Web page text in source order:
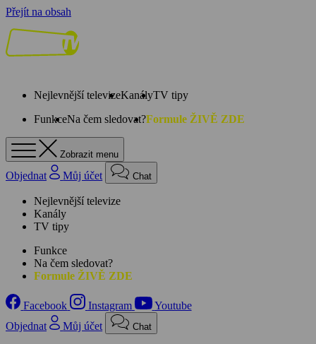
Přejít na obsah
Nejlevnější televizeKanályTV tipy
FunkceNa čem sledovat?Formule ŽIVĚ ZDE
Zobrazit menu
Objednat Můj účet Chat
Nejlevnější televize
Kanály
TV tipy
Funkce
Na čem sledovat?
Formule ŽIVĚ ZDE
Facebook Instagram
Youtube
Objednat
Můj účet Chat